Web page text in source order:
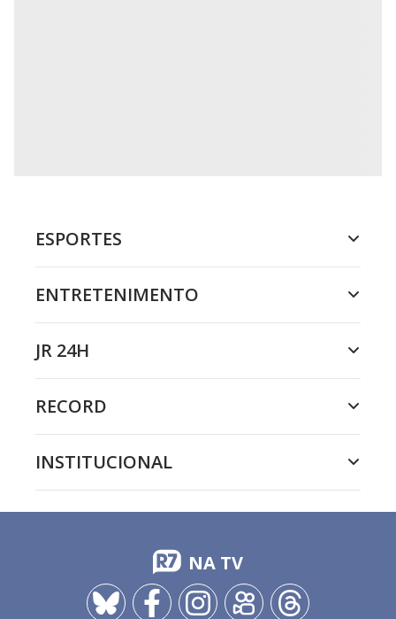
ESPORTES
ENTRETENIMENTO
JR 24H
RECORD
INSTITUCIONAL
NA TV